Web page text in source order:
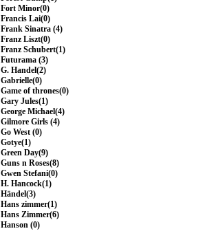
Fort Minor(0)
Francis Lai(0)
Frank Sinatra (4)
Franz Liszt(0)
Franz Schubert(1)
Futurama (3)
G. Handel(2)
Gabrielle(0)
Game of thrones(0)
Gary Jules(1)
George Michael(4)
Gilmore Girls (4)
Go West (0)
Gotye(1)
Green Day(9)
Guns n Roses(8)
Gwen Stefani(0)
H. Hancock(1)
Händel(3)
Hans zimmer(1)
Hans Zimmer(6)
Hanson (0)